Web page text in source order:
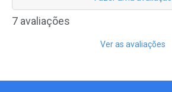
7 avaliações
Ver as avaliações